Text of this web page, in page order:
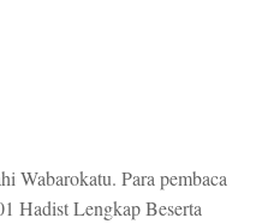
Wabarokatu. Para pembaca
Hadist Lengkap Beserta